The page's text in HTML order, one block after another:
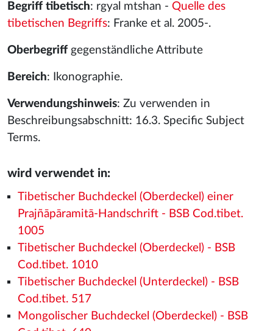
Begriff tibetisch: rgyal mtshan - Quelle des
tibetischen Begriffs: Franke et al. 2005-.
Oberbegriff gegenständliche Attribute
Bereich: Ikonographie.
Verwendungshinweis: Zu verwenden in
Beschreibungsabschnitt: 16.3. Specific Subject
Terms.
wird verwendet in:
Tibetischer Buchdeckel (Oberdeckel) einer
Prajñāpāramitā-Handschrift - BSB Cod.tibet.
1005
Tibetischer Buchdeckel (Oberdeckel) - BSB
Cod.tibet. 1010
Tibetischer Buchdeckel (Unterdeckel) - BSB
Cod.tibet. 517
Mongolischer Buchdeckel (Oberdeckel) - BSB